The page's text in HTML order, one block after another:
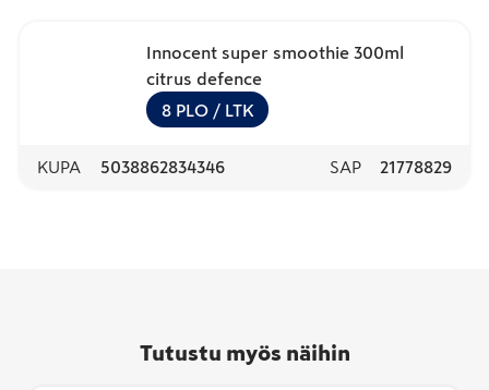
Innocent super smoothie 300ml
citrus defence
8 PLO / LTK
KUPA 5038862834346 SAP 21778829
Tutustu myös näihin